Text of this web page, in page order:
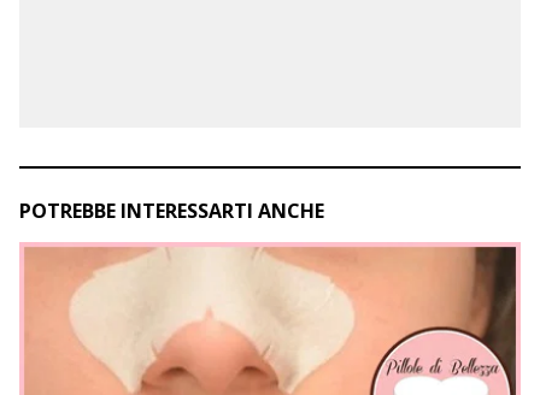
POTREBBE INTERESSARTI ANCHE